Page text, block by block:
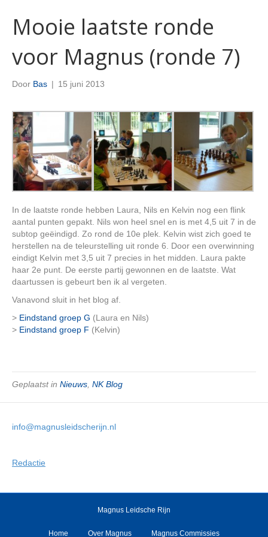
Mooie laatste ronde
voor Magnus (ronde 7)
Door Bas | 15 juni 2013
In de laatste ronde hebben Laura, Nils en Kelvin nog een flink
aantal punten gepakt. Nils won heel snel en is met 4,5 uit 7 in de
subtop geëindigd. Zo rond de 10e plek. Kelvin wist zich goed te
herstellen na de teleurstelling uit ronde 6. Door een overwinning
eindigt Kelvin met 3,5 uit 7 precies in het midden. Laura pakte
haar 2e punt. De eerste partij gewonnen en de laatste. Wat
daartussen is gebeurt ben ik al vergeten.
Vanavond sluit in het blog af.
> Eindstand groep G (Laura en Nils)
> Eindstand groep F (Kelvin)
Geplaatst in Nieuws NK Blog
info@magnusleidscherijn.nl
Redactie
Magnus Leidsche Rijn
Home Over Magnus Magnus Commissies